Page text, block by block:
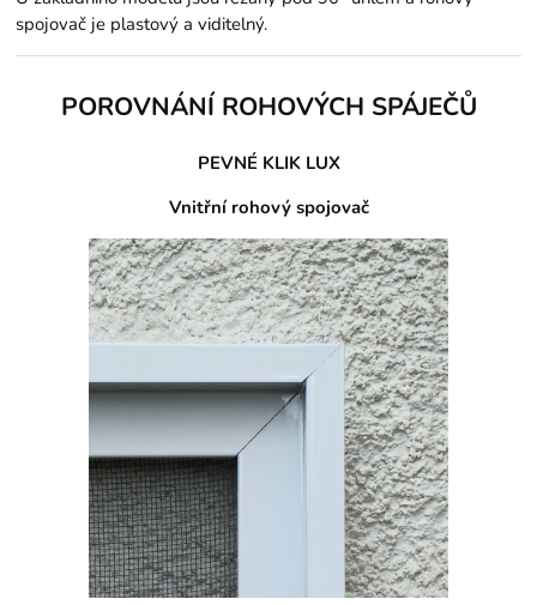
spojovač je plastový a viditelný.
POROVNÁNÍ ROHOVÝCH SPÁJEČŮ
PEVNÉ KLIK LUX
Vnitřní rohový spojovač